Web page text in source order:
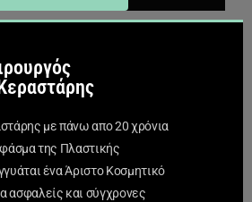
με πάνω απο 20 χρόνια
της Πλαστικής
ένα Άριστο Κοσμητικό
ασφαλείς και σύγχρονες